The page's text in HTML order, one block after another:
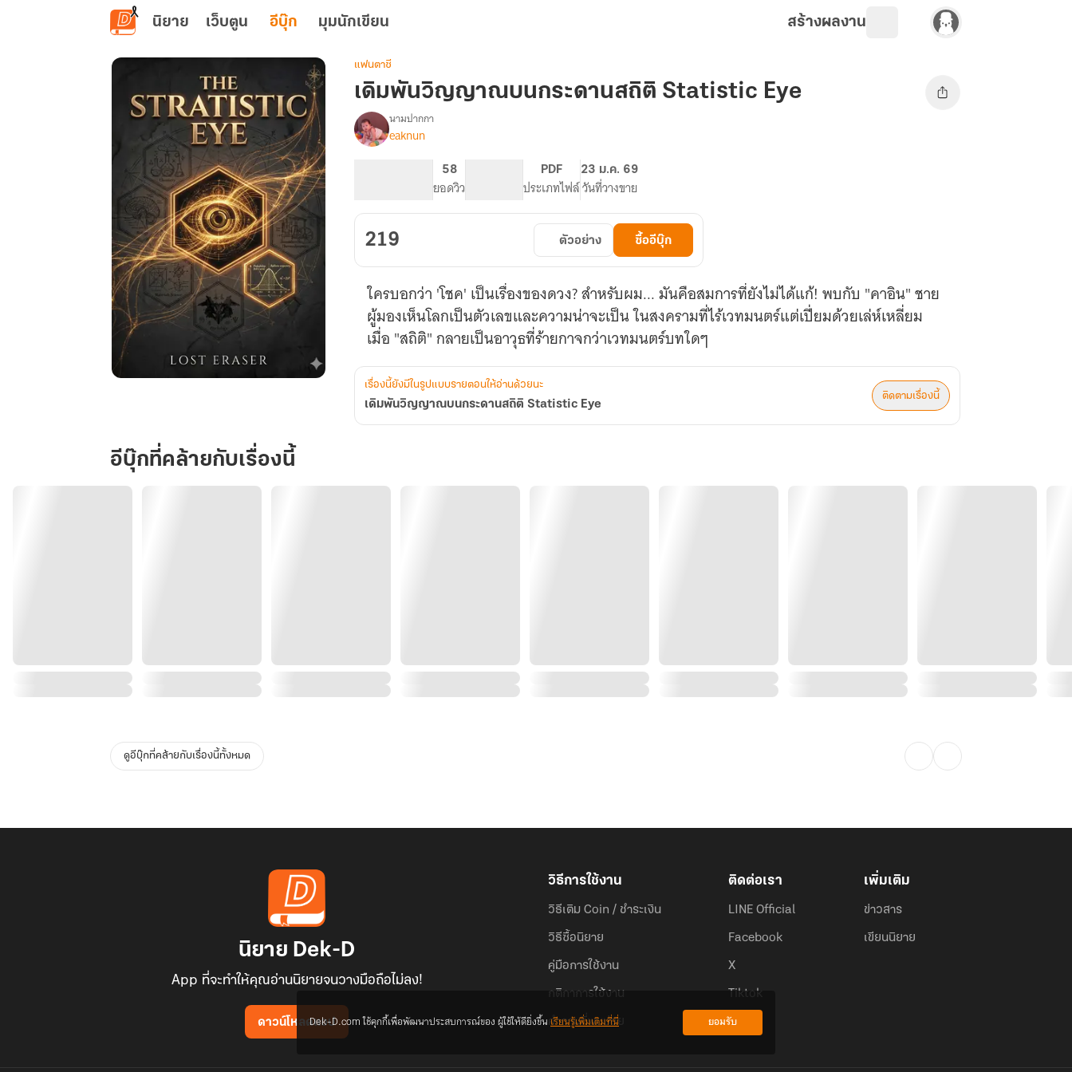
ข้ามไปยังเนื้อหาหลัก
นิยาย เว็บตูน อีบุ๊ก มุมนักเขียน สร้างผลงาน
บน
กระดาน
สถิติ
แฟนตาซี
เดิมพันวิญญาณบนกระดานสถิติ Statistic Eye
เรื่อง
เดิม
กระดาน
สถิติ
Statistic
Eye
นามปากกา
eaknun
58
ยอดวิว
PDF
ประเภทไฟล์
23 ม.ค. 69
วันที่วางขาย
219 ตัวอย่าง ซื้ออีบุ๊ก
ใครบอกว่า 'โชค' เป็นเรื่องของดวง? สำหรับผม... มันคือสมการที่ยังไม่ได้แก้! พบกับ "คาอิน" ชาย
ผู้มองเห็นโลกเป็นตัวเลขและความน่าจะเป็น ในสงครามที่ไร้เวทมนตร์แต่เปี่ยมด้วยเล่ห์เหลี่ยม
เมื่อ "สถิติ" กลายเป็นอาวุธที่ร้ายกาจกว่าเวทมนตร์บทใดๆ
เรื่องนี้ยังมีในรูปแบบรายตอนให้อ่านด้วยนะ
เดิมพันวิญญาณบนกระดานสถิติ Statistic Eye
ติดตามเรื่องนี้
อีบุ๊กที่คล้ายกับเรื่องนี้
ดูอีบุ๊กที่คล้ายกับเรื่องนี้ทั้งหมด
นิยาย Dek-D
App ที่จะทำให้คุณอ่านนิยายจนวางมือถือไม่ลง!
ดาวน์โหลดแอป
วิธีการใช้งาน
วิธีเติม Coin / ชำระเงิน
วิธีซื้อนิยาย
คู่มือการใช้งาน
กติกาการใช้งาน
คำถามที่พบบ่อย
ติดต่อเรา
LINE Official
Facebook
X
Tiktok
เพิ่มเติม
ข่าวสาร
เขียนนิยาย
Dek-D.com ใช้คุกกี้เพื่อพัฒนาประสบการณ์ของ ผู้ใช้ให้ดียิ่งขึ้นเรียนรู้เพิ่มเติมที่นี่ ยอมรับ